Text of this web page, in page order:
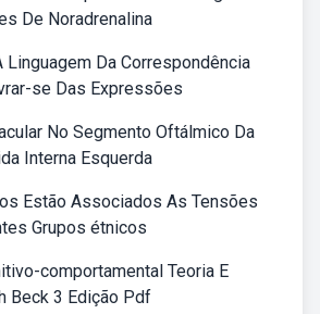
De Noradrenalina
Linguagem Da Correspondência
se Das Expressões
No Segmento Oftálmico Da
Interna Esquerda
Estão Associados As Tensões
Grupos étnicos
comportamental Teoria E
Beck 3 Edição Pdf